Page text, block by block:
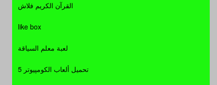
القرآن الكريم فلاش
like box
لعبة معلم السياقة
تحميل ألعاب الكومپيوتر 5